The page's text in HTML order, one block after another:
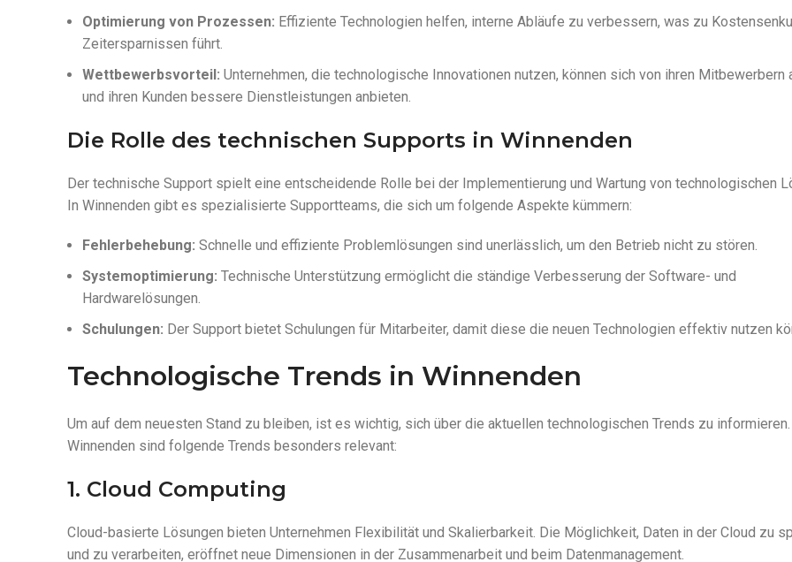
Optimierung von Prozessen: Effiziente Technologien helfen, interne Abläufe zu verbessern, was zu
Zeitersparnissen führt.
Wettbewerbsvorteil: Unternehmen, die technologische Innovationen nutzen, können sich von ihren Mitbewerbern
und ihren Kunden bessere Dienstleistungen anbieten.
Die Rolle des technischen Supports in Winnenden
Der technische Support spielt eine entscheidende Rolle bei der Implementierung und Wartung von technologischen
In Winnenden gibt es spezialisierte Supportteams, die sich um folgende Aspekte kümmern:
Fehlerbehebung: Schnelle und effiziente Problemlösungen sind unerlässlich, um den Betrieb nicht zu stören.
Systemoptimierung: Technische Unterstützung ermöglicht die ständige Verbesserung der Software- und
Hardwarelösungen.
Schulungen: Der Support bietet Schulungen für Mitarbeiter, damit diese die neuen Technologien effektiv nutzen
Technologische Trends in Winnenden
Um auf dem neuesten Stand zu bleiben, ist es wichtig, sich über die aktuellen technologischen Trends zu informieren.
Winnenden sind folgende Trends besonders relevant:
1. Cloud Computing
Cloud-basierte Lösungen bieten Unternehmen Flexibilität und Skalierbarkeit. Die Möglichkeit, Daten in der Cloud zu
und zu verarbeiten, eröffnet neue Dimensionen in der Zusammenarbeit und beim Datenmanagement.